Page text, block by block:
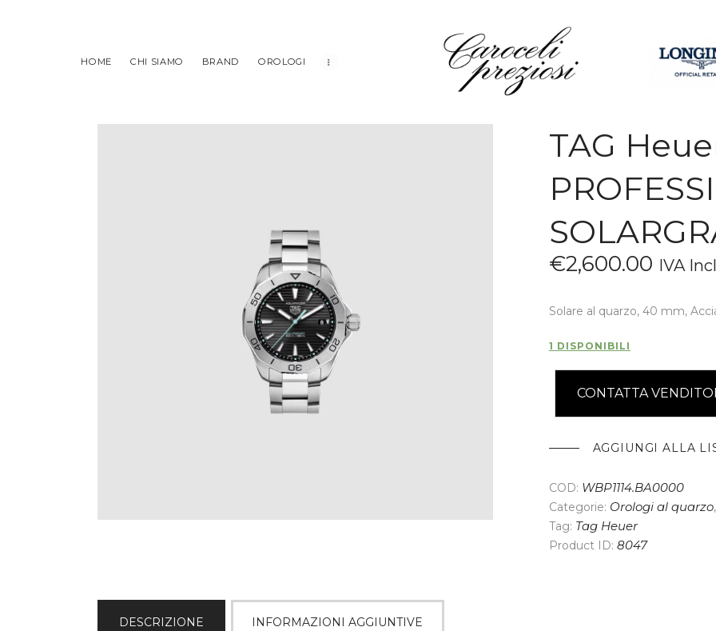
HOME CHI SIAMO BRAND OROLOGI
CHI SIAMO
BRAND
CONTATTI
TAG
€2,600.00 IVA
Solare al quarzo, 40 mm,
1 DISPONIBILI
CONTATTA
AGGIUNGI ALLA
COD: WBP1114.BA0000
Categorie: Orologi al quarzo,
Tag: Tag Heuer
Product ID: 8047
DESCRIZIONE INFORMAZIONI AGGIUNTIVE